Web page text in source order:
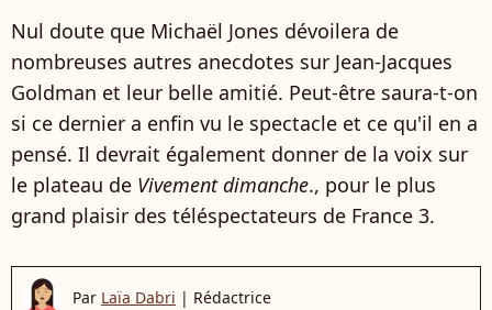
Nul doute que Michaël Jones dévoilera de
nombreuses autres anecdotes sur Jean-Jacques
Goldman et leur belle amitié. Peut-être saura-t-on
si ce dernier a enfin vu le spectacle et ce qu'il en a
pensé. Il devrait également donner de la voix sur
le plateau de Vivement dimanche., pour le plus
grand plaisir des téléspectateurs de France 3.
Par Laïa Dabri | Rédactrice